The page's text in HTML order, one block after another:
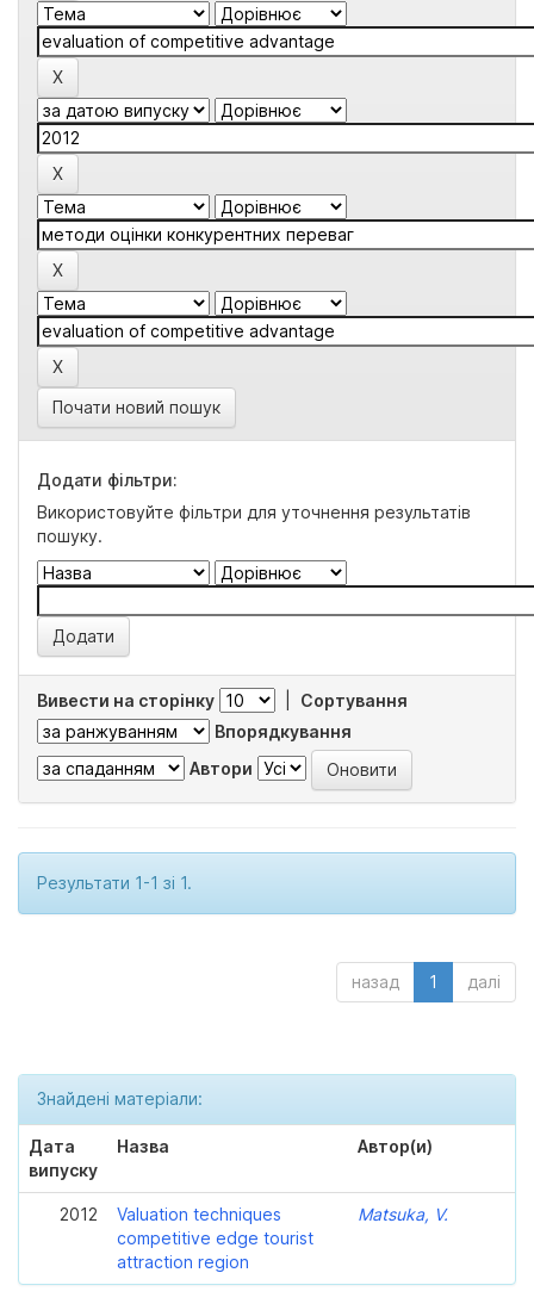
Почати новий пошук
Додати фільтри:
Використовуйте фільтри для уточнення результатів
пошуку.
Вивести на сторінку
Сортування
Впорядкування
Автори
Результати 1-1 зі 1.
назад 1 далі
Знайдені матеріали:
Дата
випуску
Назва Автор(и)
2012
Valuation techniques
competitive edge tourist
attraction region
Matsuka, V.